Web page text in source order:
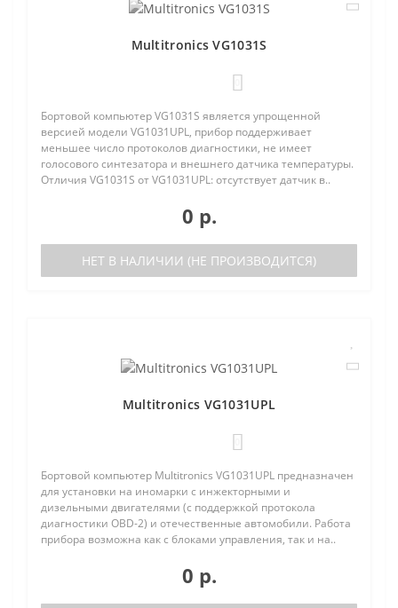
Multitronics VG1031S
Бортовой компьютер VG1031S является упрощенной
версией модели VG1031UPL, прибор поддерживает
меньшее число протоколов диагностики, не имеет
голосового синтезатора и внешнего датчика температуры.
Отличия VG1031S от VG1031UPL: отсутствует датчик в..
0 р.
НЕТ В НАЛИЧИИ (НЕ ПРОИЗВОДИТСЯ)
Multitronics VG1031UPL
Бортовой компьютер Multitronics VG1031UPL предназначен
для установки на иномарки с инжекторными и
дизельными двигателями (с поддержкой протокола
диагностики OBD-2) и отечественные автомобили. Работа
прибора возможна как с блоками управления, так и на..
0 р.